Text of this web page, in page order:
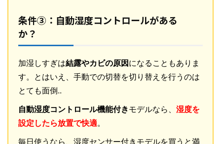
条件③：自動湿度コントロールがある
か？
加湿しすぎは結露やカビの原因 になることもありま
す。とはいえ、手動での切替を切り替えを行うのは
とても面倒..
自動湿度コントロール機能付きモデルなら、 湿度を
設定したら放置で快適。
毎日使うなら、湿度センサー付きモデルを買うと満